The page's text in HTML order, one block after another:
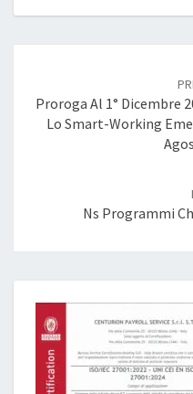
Proroga Al 1° Dicembre
Lo Smart-Working
Ns Programmi